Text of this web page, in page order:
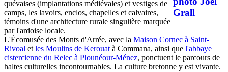
quévaises (implantations médiévales) et vestiges de
camps, les lavoirs, enclos, chapelles et calvaires,
témoins d'une architecture rurale singulière marquée
par l'ardoise locale.
L'Écomusée des Monts d'Arrée, avec la Maison Cornec à Saint-
Rivoal et les Moulins de Kerouat à Commana, ainsi que l'abbaye
cistercienne du Relec à Plounéour-Ménez, ponctuent le parcours de
haltes culturelles incontournables. La culture bretonne y est vivante.